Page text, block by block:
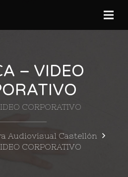
– VIDEO
CORPORATIVO
Audiovisual Castellón
CORPORATIVO